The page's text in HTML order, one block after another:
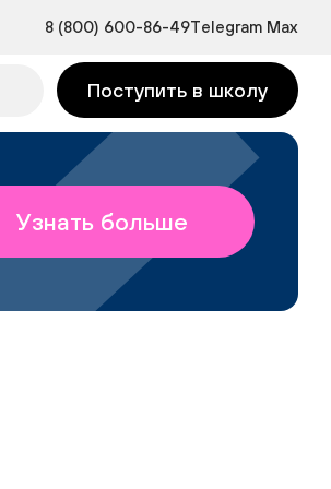
8 (800) 600-86-49Telegram Max
Поступить в школу
Узнать больше